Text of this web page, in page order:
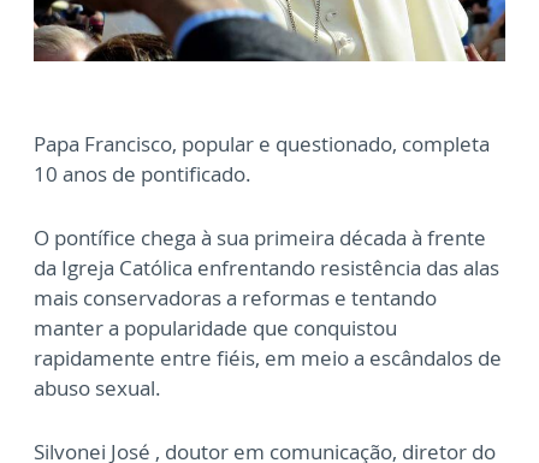
Papa Francisco, popular e questionado, completa
10 anos de pontificado.
O pontífice chega à sua primeira década à frente
da Igreja Católica enfrentando resistência das alas
mais conservadoras a reformas e tentando
manter a popularidade que conquistou
rapidamente entre fiéis, em meio a escândalos de
abuso sexual.
Silvonei José , doutor em comunicação, diretor do